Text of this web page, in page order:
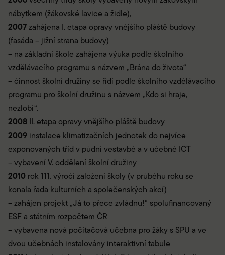
nábytkem (žákovské lavice a židle),
2007zahájena I. etapa opravy vnějšího pláště budovy
(fasáda – jižní strana budovy)
– na základní škole zahájena výuka podle školního
vzdělávacího programu s názvem „Brána do života“
– činnost školní družiny se řídí podle školního vzdělávacího
programu pro školní družinu s názvem „Kdo si hraje,
nezlobí“.
2008 II. etapa opravy vnějšího pláště budovy
2009 instalace klimatizačních jednotek do nejvíce
exponovaných tříd v půdní vestavbě a v učebně ICT
– vybavení V. oddělení školní družiny
2010 rok 111. výročí založení školy (v průběhu roku se
konala řada kulturních a společenských akcí)
– zahájen projekt „Já to přece zvládnu!“ spolufinancovaný
ESF a státním rozpočtem ČR
– vybavena nová počítačová učebna pro žáky s SPU a ve
dvou učebnách instalovány interaktivní tabule